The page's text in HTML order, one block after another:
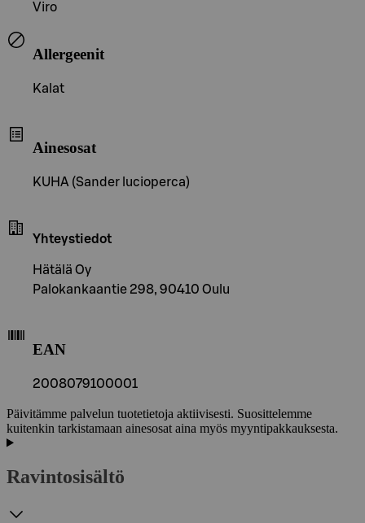
Viro
Allergeenit
Kalat
Ainesosat
KUHA (Sander lucioperca)
Yhteystiedot
Hätälä Oy
Palokankaantie 298, 90410 Oulu
EAN
2008079100001
Päivitämme palvelun tuotetietoja aktiivisesti. Suosittelemme
kuitenkin tarkistamaan ainesosat aina myös myyntipakkauksesta.
Ravintosisältö